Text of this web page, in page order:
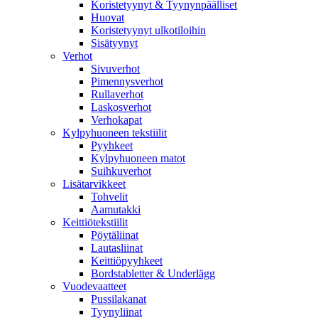
Koristetyynyt & Tyynynpäälliset
Huovat
Koristetyynyt ulkotiloihin
Sisätyynyt
Verhot
Sivuverhot
Pimennysverhot
Rullaverhot
Laskosverhot
Verhokapat
Kylpyhuoneen tekstiilit
Pyyhkeet
Kylpyhuoneen matot
Suihkuverhot
Lisätarvikkeet
Tohvelit
Aamutakki
Keittiötekstiilit
Pöytäliinat
Lautasliinat
Keittiöpyyhkeet
Bordstabletter & Underlägg
Vuodevaatteet
Pussilakanat
Tyynyliinat